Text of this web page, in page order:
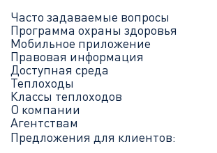
Часто задаваемые вопросы
Программа охраны здоровья
Мобильное приложение
Правовая информация
Доступная среда
Теплоходы
Классы теплоходов
О компании
Агентствам
Предложения для клиентов: